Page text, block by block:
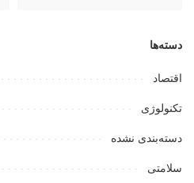
دسته‌ها
اقتصاد
تکنولوژی
دسته‌بندی نشده
سلامتی